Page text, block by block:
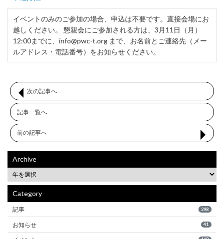
イベントのみのご参加の場合、申込は不要です。直接会場にお
越しください。 懇親会にご参加される方は、3月11日（月）
12:00までに、 info@pwc-t.orgまで、お名前とご連絡先（メー
ルアドレス・電話番号）をお知らせください。
次の記事へ
記事一覧へ
前の記事へ
Archive
Category
記事 298
お知らせ 41